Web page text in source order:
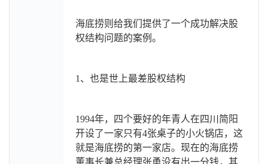
海底捞则给我们提供了一个成功解决股
权结构问题的案例。
1 、也是世上最差股权结构
1994年，四个要好的年青人在四川简阳
开设了一家只有4张桌子的小火锅店，这
就是海底捞的第一家店。现在的海底捞
董事长兼总经理张勇没有出一分钱，其